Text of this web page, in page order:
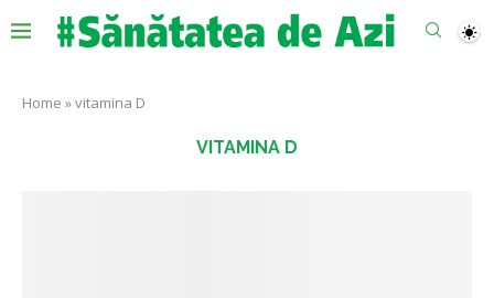
Home »vitamina D
VITAMINA D